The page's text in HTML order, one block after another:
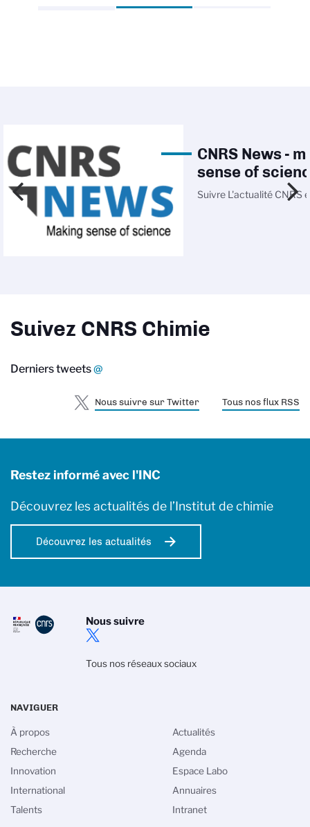
CNRS News -
sense of
Suivre L'actualité CNRS
Suivez CNRS Chimie
Derniers tweets@
Nous suivre sur Twitter Tous nos flux RSS
Restez informé avec l'INC
Découvrez les actualités de l’Institut de chimie
Découvrez les actualités
Nous suivre
Tous nos réseaux sociaux
NAVIGUER
À propos
Recherche
Innovation
International
Talents
Actualités
Agenda
Espace Labo
Annuaires
Intranet